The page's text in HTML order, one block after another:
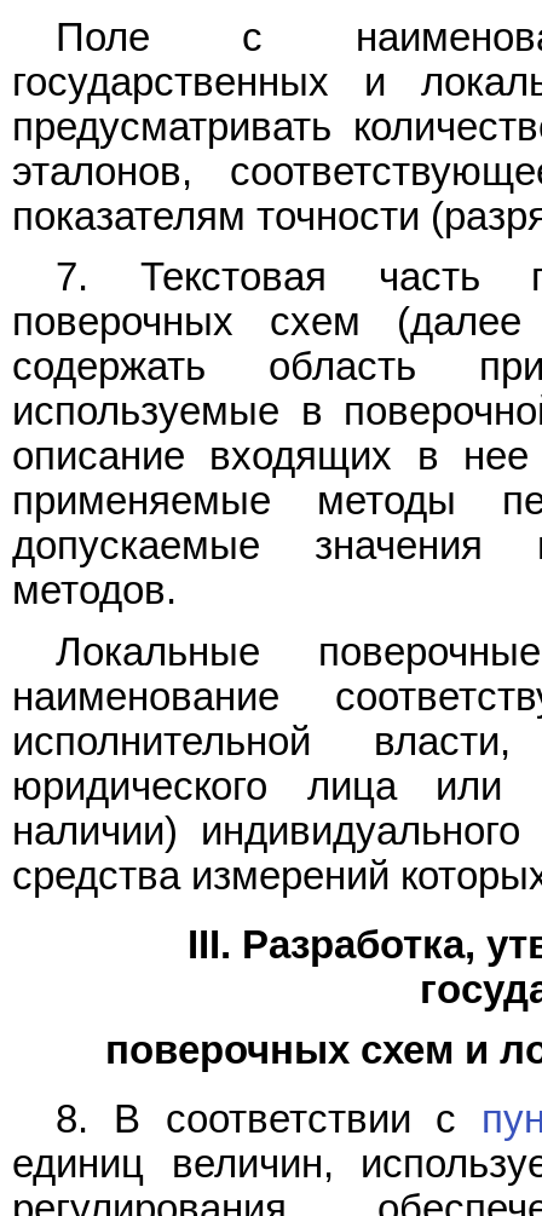
Поле с
государственных и
предусматривать
эталонов,
показателям точности
7. Текстовая часть
поверочных схем
содержать область
используемые в
описание входящих в
применяемые методы
допускаемые значения
методов.
Локальные
наименование
исполнительной
юридического лица
наличии)
средства измерений
III. Разработка,
поверочных схем и
8. В соответствии с
единиц величин,